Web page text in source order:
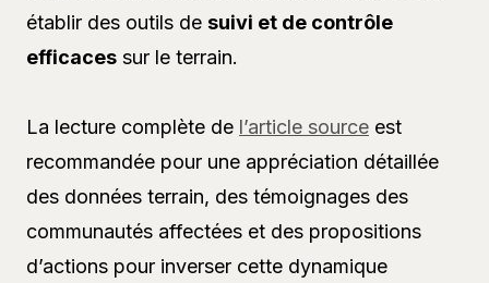
établir des outils de suivi et de contrôle
efficaces sur le terrain.
La lecture complète de l’article source est
recommandée pour une appréciation détaillée
des données terrain, des témoignages des
communautés affectées et des propositions
d’actions pour inverser cette dynamique